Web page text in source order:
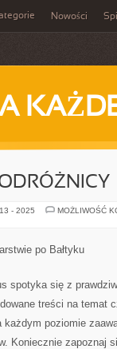
Nowości
- 2025
MOŻLIWOŚĆ
po Bałtyku
spotyka się z
treści na temat
poziomie
Koniecznie zapoznaj